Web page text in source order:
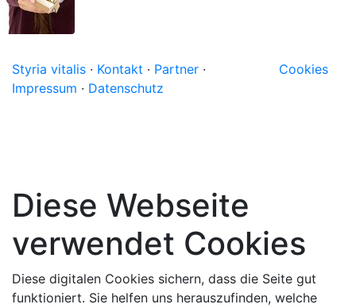
Styria vitalis · Kontakt · Partner ·
Impressum · Datenschutz
Cookies
Diese Webseite
verwendet Cookies
Diese digitalen Cookies sichern, dass die Seite gut
funktioniert. Sie helfen uns herauszufinden, welche